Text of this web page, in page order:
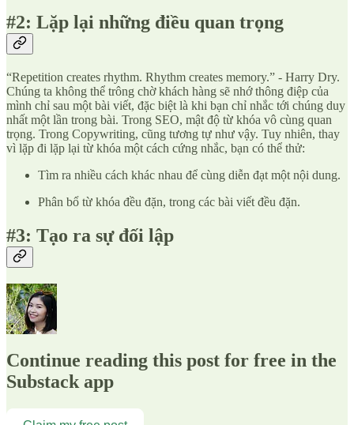
#2: Lặp lại những điều quan trọng
“Repetition creates rhythm. Rhythm creates memory.” - Harry Dry.
Chúng ta không thể trông chờ khách hàng sẽ nhớ thông điệp của
mình chỉ sau một bài viết, đặc biệt là khi bạn chỉ nhắc tới chúng duy
nhất một lần trong bài. Trong SEO, mật độ từ khóa vô cùng quan
trọng. Trong Copywriting, cũng tương tự như vậy. Tuy nhiên, thay
vì lặp đi lặp lại từ khóa một cách cứng nhắc, bạn có thể thử:
Tìm ra nhiều cách khác nhau để cùng diễn đạt một nội dung.
Phân bổ từ khóa đều đặn, trong các bài viết đều đặn.
#3: Tạo ra sự đối lập
Continue reading this post for free in the
Substack app